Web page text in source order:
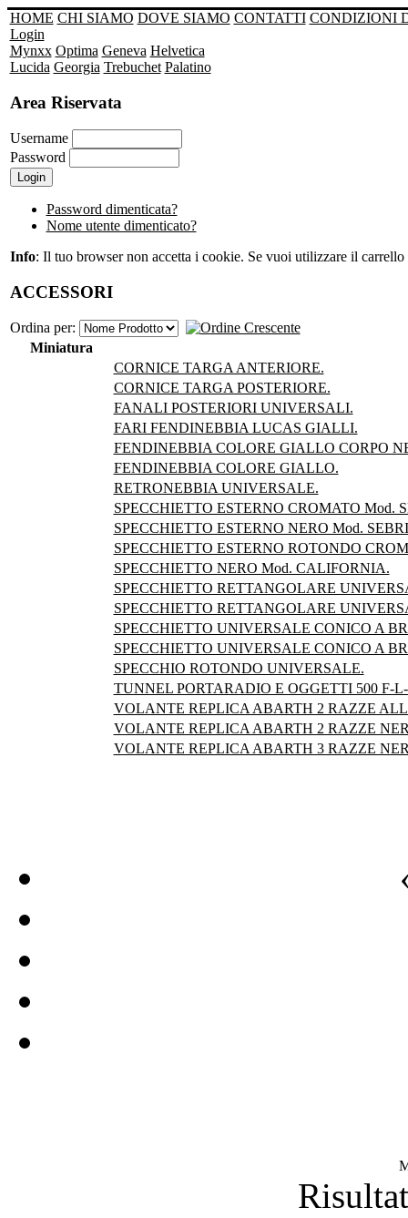
HOME CHI SIAMO DOVE SIAMO CONTATTI CONDIZIONI
Login
Mynxx Optima Geneva Helvetica
Lucida Georgia Trebuchet Palatino
Area Riservata
Username
Password
Password dimenticata?
Nome utente dimenticato?
Info: Il tuo browser non accetta i cookie. Se vuoi utilizzare il
ACCESSORI
Ordina per:
Miniatura
CORNICE TARGA ANTERIORE.
CORNICE TARGA POSTERIORE.
FANALI POSTERIORI UNIVERSALI.
FARI FENDINEBBIA LUCAS GIALLI.
FENDINEBBIA COLORE GIALLO CORPO
FENDINEBBIA COLORE GIALLO.
RETRONEBBIA UNIVERSALE.
SPECCHIETTO ESTERNO CROMATO Mod.
SPECCHIETTO ESTERNO NERO Mod.
SPECCHIETTO ESTERNO ROTONDO
SPECCHIETTO NERO Mod. CALIFORNIA.
SPECCHIETTO RETTANGOLARE
SPECCHIETTO RETTANGOLARE
SPECCHIETTO UNIVERSALE CONICO A
SPECCHIETTO UNIVERSALE CONICO A
SPECCHIO ROTONDO UNIVERSALE.
TUNNEL PORTARADIO E OGGETTI 500 F-
VOLANTE REPLICA ABARTH 2 RAZZE
VOLANTE REPLICA ABARTH 2 RAZZE
VOLANTE REPLICA ABARTH 3 RAZZE